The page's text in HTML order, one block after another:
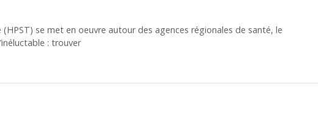
se met en oeuvre autour des agences régionales de santé, le
: trouver